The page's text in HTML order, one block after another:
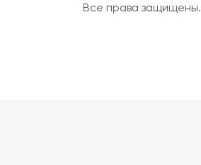
Все права защищены.